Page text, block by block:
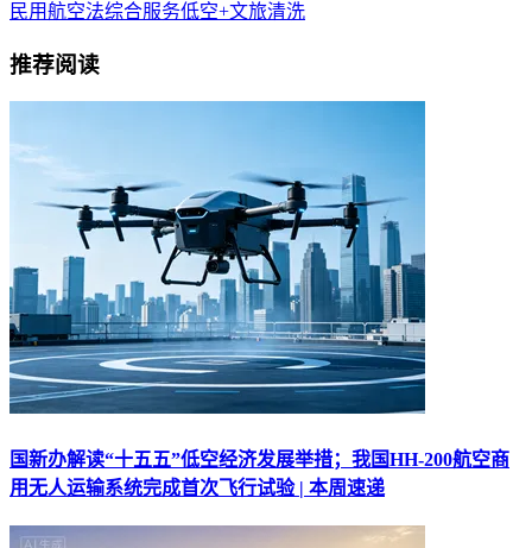
民用航空法综合服务低空+文旅清洗
推荐阅读
国新办解读“十五五”低空经济发展举措；我国HH-200航空商
用无人运输系统完成首次飞行试验 | 本周速递